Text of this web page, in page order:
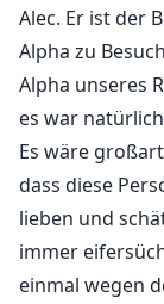
Alec. Er ist der
Alpha zu
Alpha unseres
es war
Es wäre
dass diese
lieben und
immer
einmal wegen